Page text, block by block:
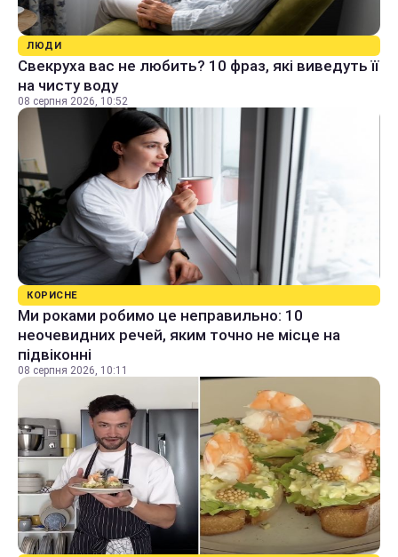
ЛЮДИ
Свекруха вас не любить? 10 фраз, які виведуть її
на чисту воду
08 серпня 2026, 10:52
КОРИСНЕ
Ми роками робимо це неправильно: 10
неочевидних речей, яким точно не місце на
підвіконні
08 серпня 2026, 10:11